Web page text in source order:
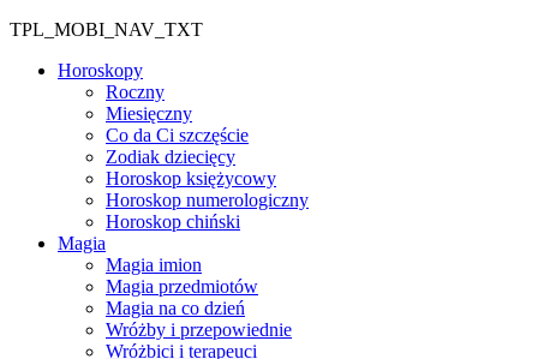
TPL_MOBI_NAV_TXT
Horoskopy
Roczny
Miesięczny
Co da Ci szczęście
Zodiak dziecięcy
Horoskop księżycowy
Horoskop numerologiczny
Horoskop chiński
Magia
Magia imion
Magia przedmiotów
Magia na co dzień
Wróżby i przepowiednie
Wróżbici i terapeuci